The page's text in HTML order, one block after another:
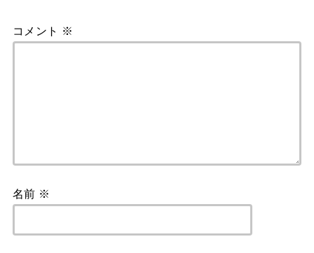
コメント ※
名前 ※